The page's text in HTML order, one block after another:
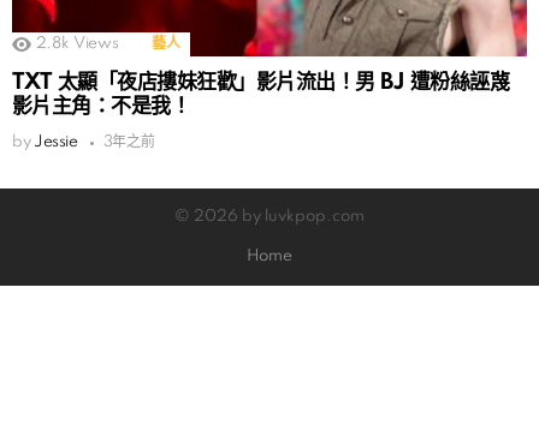
2.8k Views 藝人
TXT 太顯「夜店摟妹狂歡」影片流出！男 BJ 遭粉絲誣蔑
影片主角：不是我！
by Jessie 3年之前
© 2026 by luvkpop.com
Home